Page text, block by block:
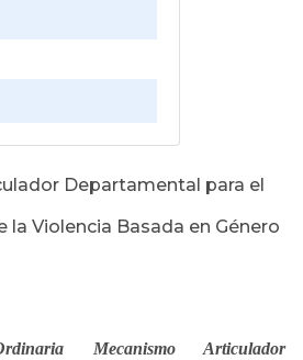
Departamental para el
la Violencia Basada en Género
Mecanismo Articulador